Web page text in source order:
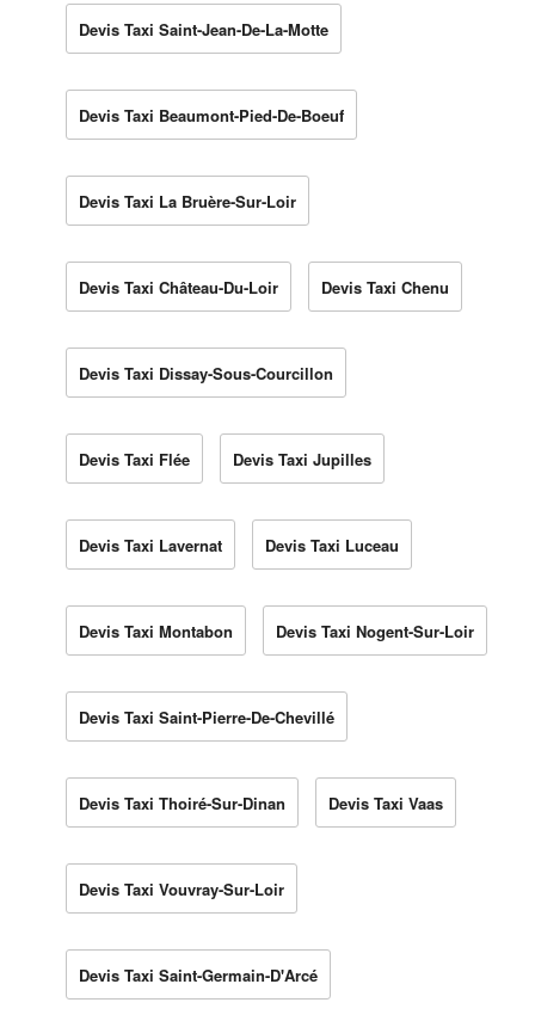
Devis Taxi Saint-Jean-De-La-Motte
Devis Taxi Beaumont-Pied-De-Boeuf
Devis Taxi La Bruère-Sur-Loir
Devis Taxi Château-Du-Loir Devis Taxi Chenu
Devis Taxi Dissay-Sous-Courcillon
Devis Taxi Flée Devis Taxi Jupilles
Devis Taxi Lavernat Devis Taxi Luceau
Devis Taxi Montabon Devis Taxi Nogent-Sur-Loir
Devis Taxi Saint-Pierre-De-Chevillé
Devis Taxi Thoiré-Sur-Dinan Devis Taxi Vaas
Devis Taxi Vouvray-Sur-Loir
Devis Taxi Saint-Germain-D'Arcé